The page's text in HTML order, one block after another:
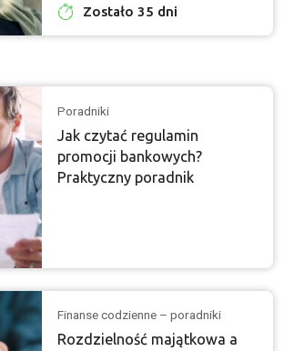
Zostało 35 dni
Poradniki
Jak czytać regulamin
promocji bankowych?
Praktyczny poradnik
Finanse codzienne – poradniki
Rozdzielność majątkowa a